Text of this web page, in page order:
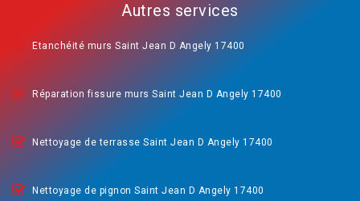
Autres services
Etanchéité murs Saint Jean D Angely 17400
Réparation fissure murs Saint Jean D Angely 17400
Nettoyage de terrasse Saint Jean D Angely 17400
Nettoyage de pignon Saint Jean D Angely 17400